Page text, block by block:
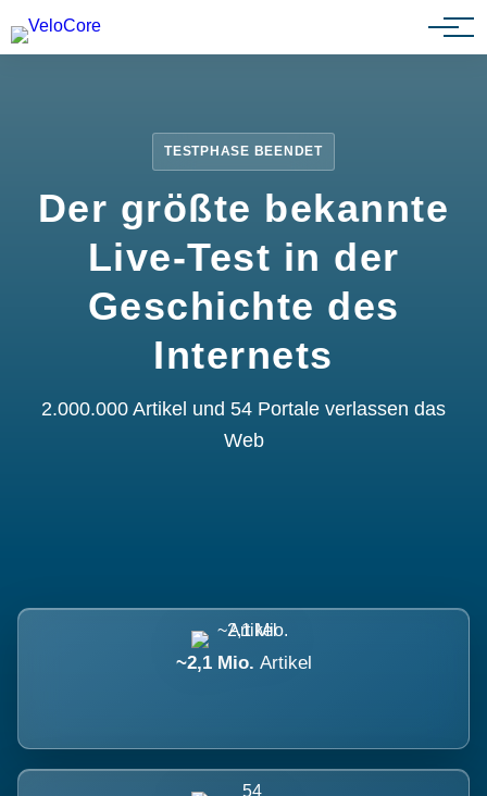
Partnerprogramm
TESTPHASE BEENDET
Der größte bekannte
Live-Test in der
Geschichte des
Internets
2.000.000 Artikel und 54 Portale verlassen das
Web
~2,1 Mio. Artikel